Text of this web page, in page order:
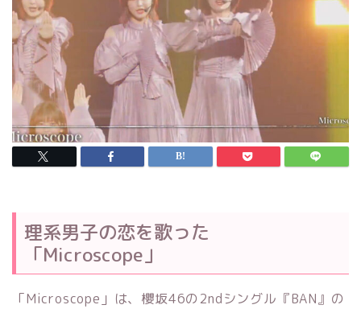
理系男子の恋を歌った
「Microscope」
「Microscope」は、櫻坂46の2ndシングル『BAN』の